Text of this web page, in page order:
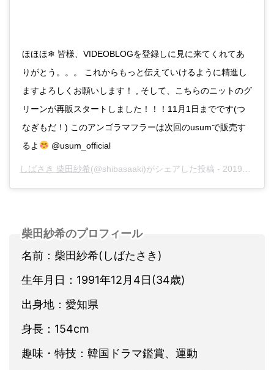
ほほほ❄︎ 皆様、VIDEOBLOGを登録しに見に来てくれてあ
りがとう。。。 これからもっと伝えていけるように精進し
ますよろしくお願いします！ , そして、こちらのニットのグ
リーンが再販スタートしました！！！11月1日までです(つ
なぎもだ！) このアンゴラマフラーは次回のusumで販売す
るよ
@usum_official
しばさき 柴田紗希(@shibasaaki)がシェアした投稿 - 2019年10月月26日午前5時37分PDT
柴田紗希のプロフィール
名前：柴田紗希(しばたさき)
生年月日：1991年12月4日(34歳)
出身地：愛知県
身長：154cm
趣味・特技：韓国ドラマ鑑賞、運動